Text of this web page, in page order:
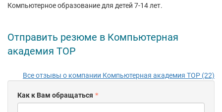
Компьютерное образование для детей 7-14 лет.
Отправить резюме в Компьютерная
академия TOP
Все отзывы о компании Компьютерная академия TOP (22)
Как к Вам обращаться